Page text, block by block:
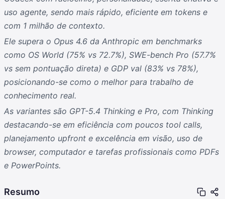
uso agente, sendo mais rápido, eficiente em tokens e
com 1 milhão de contexto.
Ele supera o Opus 4.6 da Anthropic em benchmarks
como OS World (75% vs 72.7%), SWE-bench Pro (57.7%
vs sem pontuação direta) e GDP val (83% vs 78%),
posicionando-se como o melhor para trabalho de
conhecimento real.
As variantes são GPT-5.4 Thinking e Pro, com Thinking
destacando-se em eficiência com poucos tool calls,
planejamento upfront e excelência em visão, uso de
browser, computador e tarefas profissionais como PDFs
e PowerPoints.
Resumo